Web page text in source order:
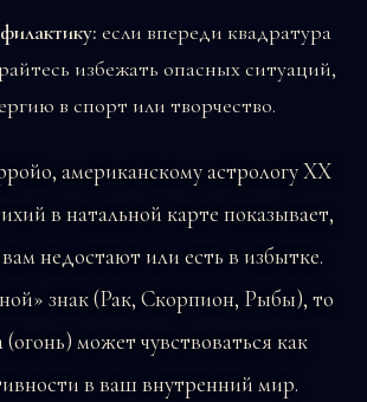
если впереди квадратура
избежать опасных ситуаций,
в спорт или творчество.
американскому астрологу XX
в натальной карте показывает,
недостают или есть в избытке.
знак (Рак, Скорпион, Рыбы), то
может чувствоваться как
в ваш внутренний мир.